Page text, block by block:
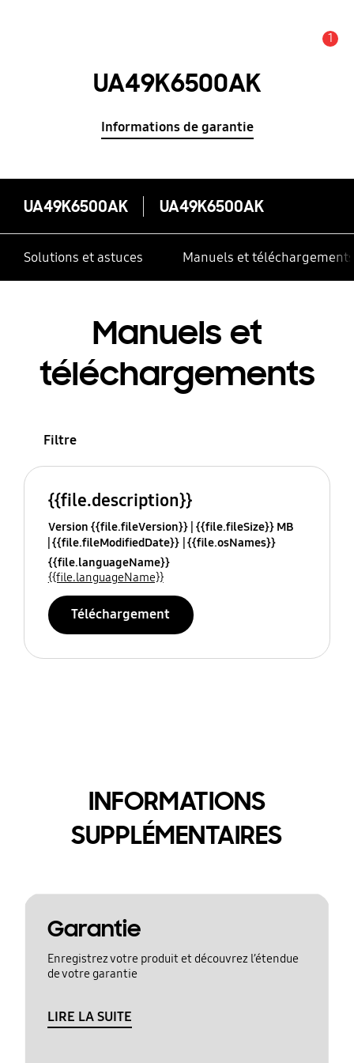
1
UA49K6500AK
Informations de garantie
UA49K6500AK UA49K6500AK
Solutions et astuces Manuels et téléchargements
Manuels et
téléchargements
Filtre
{{file.description}}
Version {{file.fileVersion}} {{file.fileSize}} MB
{{file.fileModifiedDate}} {{file.osNames}}
{{file.languageName}}
{{file.languageName}}
Téléchargement
INFORMATIONS
SUPPLÉMENTAIRES
Garantie
Enregistrez votre produit et découvrez l’étendue
de votre garantie
LIRE LA SUITE